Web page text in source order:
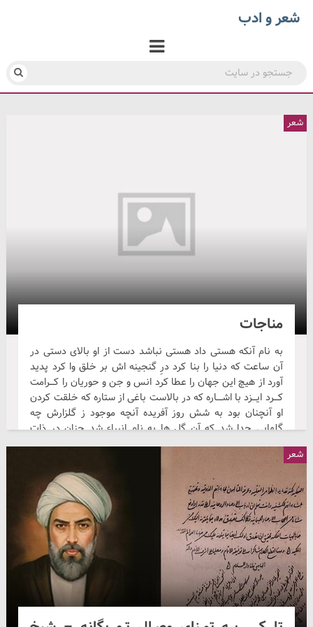
شعر و ادب
مناجات
به نام آنکه هستی داد هستی نباشد دست از او بالای دستی در
آن ساعت که دنیا را بنا کرد درِ گنجینه اش بر خلق وا کرد پدید
آورد از هیچ این جهان را عطا کرد انس و جن و حوریان را کـــرامت
کـــرد ایـــزد با اشــــاره که در بالاست باغی از ستاره که خلقت کردن
او آنچنان بود به شش روز آفریده آنچه موجود ز گلزارش چه
گلهایی جدا شد که آن گل ها به نام انبیاء شد چنان در ذات
پاکش جلوه گر شد که معصومین پاک...
شعر
سکوت
شکسته‌تر شده در شهر، اعتبارِ سکوت دوباره همهمه‌ای خفته در
حصارِ سکوت به نانِ گندمِ ایمان، هجومِ تاول خورد جماعتی شده
درگیرِ انتحارِ سکوت شبی که سفرهٔ خالی، به سفره‌چی می‌گفت:
ببر به حجلهٔ تردید، شاهوارِ سکوت! کدام دست، تبر را به
شعر
شعر
شعر
شعر
شعر
شعر